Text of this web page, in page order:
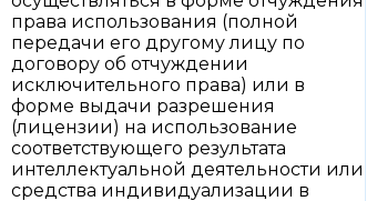
права использования (полной
передачи его другому лицу по
договору об отчуждении
исключительного права) или в
форме выдачи разрешения
(лицензии) на использование
соответствующего результата
интеллектуальной деятельности или
средства индивидуализации в